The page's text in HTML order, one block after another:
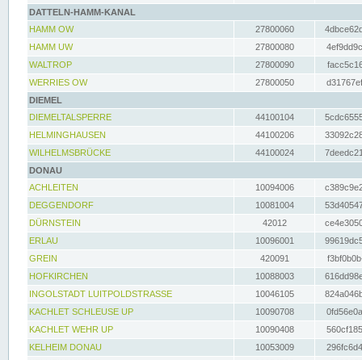
DATTELN-HAMM-KANAL
HAMM OW
27800060
HAMM UW
27800080
WALTROP
27800090
WERRIES OW
27800050
DIEMEL
DIEMELTALSPERRE
44100104
HELMINGHAUSEN
44100206
WILHELMSBRÜCKE
44100024
DONAU
ACHLEITEN
10094006
DEGGENDORF
10081004
DÜRNSTEIN
42012
ERLAU
10096001
GREIN
420091
HOFKIRCHEN
10088003
INGOLSTADT LUITPOLDSTRASSE
10046105
KACHLET SCHLEUSE UP
10090708
KACHLET WEHR UP
10090408
KELHEIM DONAU
10053009